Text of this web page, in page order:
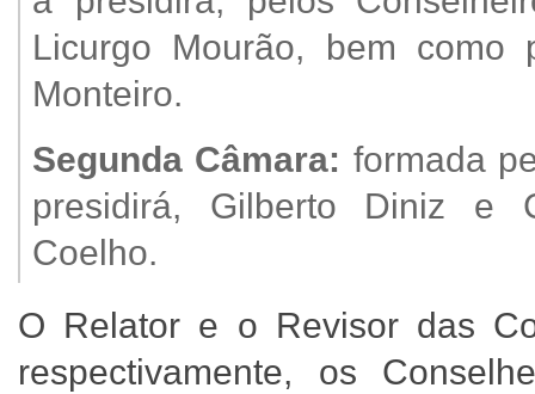
Licurgo Mourão, bem como
Monteiro.
Segunda Câmara: formada
presidirá, Gilberto Diniz e
Coelho.
O Relator e o Revisor das
respectivamente, os